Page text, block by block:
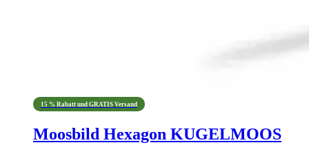
15 % Rabatt und GRATIS Versand
Moosbild Hexagon KUGELMOOS